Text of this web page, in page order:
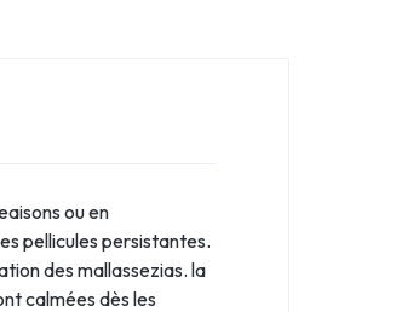
ou en
pellicules persistantes.
des mallassezias. la
calmées dès les